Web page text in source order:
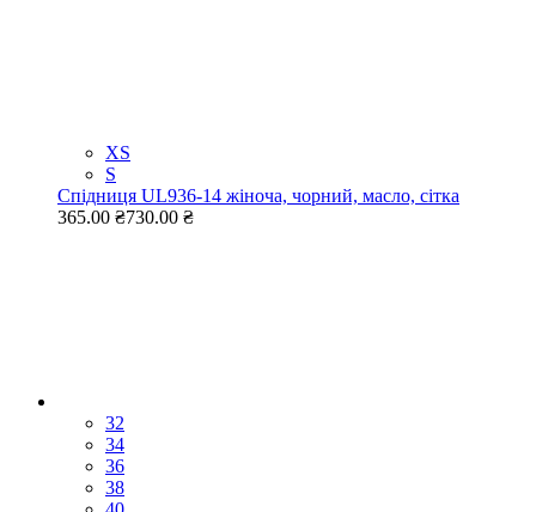
XS
S
Cпідниця UL936-14 жіноча, чорний, масло, сітка
365.00 ₴730.00 ₴
32
34
36
38